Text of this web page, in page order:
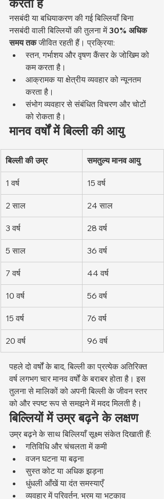
करती है
नसबंदी या बधियाकरण की गई बिल्लियाँ बिना
नसबंदी वाली बिल्लियों की तुलना में 30% अधिक
समय तक जीवित रहती हैं। प्रक्रिया:
स्तन, गर्भाशय और वृषण कैंसर के जोखिम को
कम करता है।
आक्रामक या क्षेत्रीय व्यवहार को न्यूनतम
करता है।
संभोग व्यवहार से संबंधित विचरण और चोटों
को रोकता है।
मानव वर्षों में बिल्ली की आयु
बिल्ली की उम्र समतुल्य मानव आयु
1 वर्ष 15 वर्ष
2 साल 24 साल
3 वर्ष 28 वर्ष
5 साल 36 वर्ष
7 वर्ष 44 वर्ष
10 वर्ष 56 वर्ष
15 वर्ष 76 वर्ष
20 वर्ष 96 वर्ष
पहले दो वर्षों के बाद, बिल्ली का प्रत्येक अतिरिक्त
वर्ष लगभग चार मानव वर्षों के बराबर होता है। इस
तुलना से मालिकों को अपनी बिल्ली के जीवन स्तर
को और स्पष्ट रूप से समझने में मदद मिलती है।
बिल्लियों में उम्र बढ़ने के लक्षण
उम्र बढ़ने के साथ बिल्लियाँ सूक्ष्म संकेत दिखाती हैं:
गतिविधि और चंचलता में कमी
वजन घटना या बढ़ना
सुस्त कोट या अधिक झड़ना
धुंधली आँखें या दंत समस्याएँ
व्यवहार में परिवर्तन, भ्रम या भटकाव